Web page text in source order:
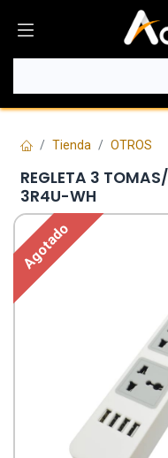
Tienda OTROS
REGLETA 3
3R4U-WH
Agotado